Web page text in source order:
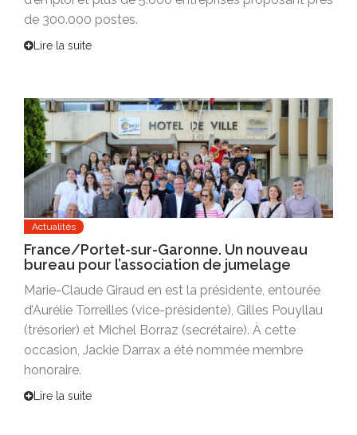
de 300.000 postes.
Lire la suite
Actualités
France/Portet-sur-Garonne. Un nouveau
bureau pour l’association de jumelage
Marie-Claude Giraud en est la présidente, entourée
d’Aurélie Torreilles (vice-présidente), Gilles Pouyllau
(trésorier) et Michel Borraz (secrétaire). À cette
occasion, Jackie Darrax a été nommée membre
honoraire.
Lire la suite